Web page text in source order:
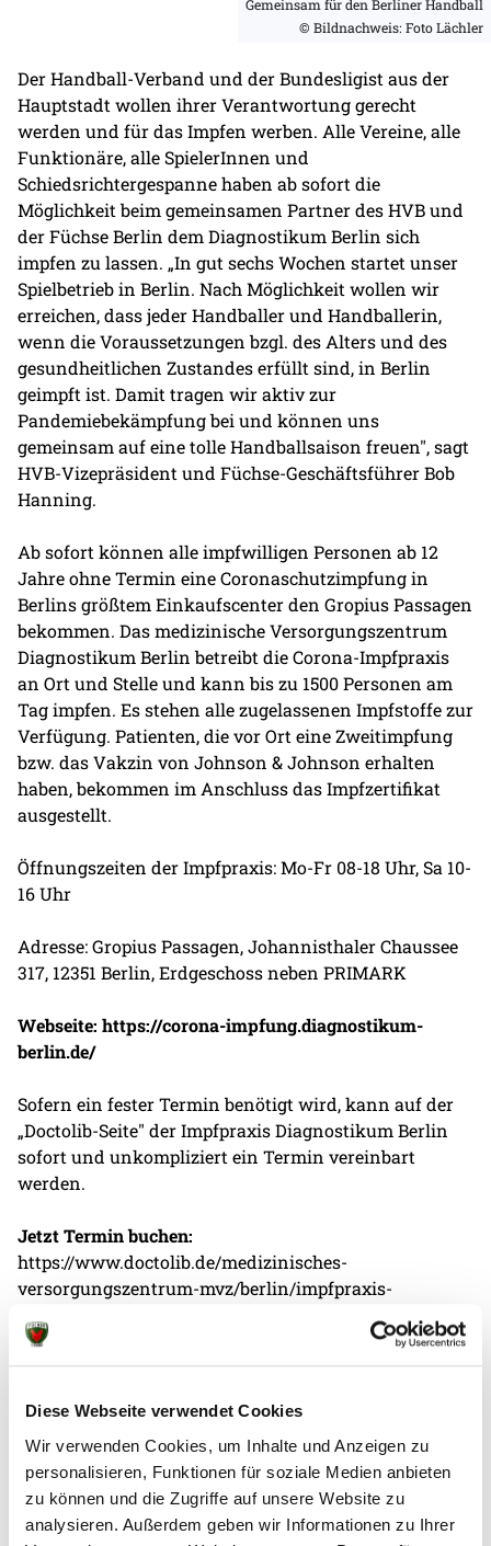
Diese Webseite verwendet Cookies
Wir verwenden Cookies, um Inhalte und Anzeigen zu
personalisieren, Funktionen für soziale Medien anbieten
zu können und die Zugriffe auf unsere Website zu
analysieren. Außerdem geben wir Informationen zu Ihrer
Gemeinsam für den Berliner Handball
© Bildnachweis: Foto Lächler
Der Handball-Verband und der Bundesligist aus der
Hauptstadt wollen ihrer Verantwortung gerecht
werden und für das Impfen werben. Alle Vereine, alle
Funktionäre, alle SpielerInnen und
Schiedsrichtergespanne haben ab sofort die
Möglichkeit beim gemeinsamen Partner des HVB und
der Füchse Berlin dem Diagnostikum Berlin sich
impfen zu lassen. „In gut sechs Wochen startet unser
Spielbetrieb in Berlin. Nach Möglichkeit wollen wir
erreichen, dass jeder Handballer und Handballerin,
wenn die Voraussetzungen bzgl. des Alters und des
gesundheitlichen Zustandes erfüllt sind, in Berlin
geimpft ist. Damit tragen wir aktiv zur
Pandemiebekämpfung bei und können uns
gemeinsam auf eine tolle Handballsaison freuen", sagt
HVB-Vizepräsident und Füchse-Geschäftsführer Bob
Hanning.
Ab sofort können alle impfwilligen Personen ab 12
Jahre ohne Termin eine Coronaschutzimpfung in
Berlins größtem Einkaufscenter den Gropius Passagen
bekommen. Das medizinische Versorgungszentrum
Diagnostikum Berlin betreibt die Corona-Impfpraxis
an Ort und Stelle und kann bis zu 1500 Personen am
Tag impfen. Es stehen alle zugelassenen Impfstoffe zur
Verfügung. Patienten, die vor Ort eine Zweitimpfung
bzw. das Vakzin von Johnson & Johnson erhalten
haben, bekommen im Anschluss das Impfzertifikat
ausgestellt.
Öffnungszeiten der Impfpraxis: Mo-Fr 08-18 Uhr, Sa 10-
16 Uhr
Adresse: Gropius Passagen, Johannisthaler Chaussee
317, 12351 Berlin, Erdgeschoss neben PRIMARK
Webseite: https://corona-impfung.diagnostikum-
berlin.de/
Sofern ein fester Termin benötigt wird, kann auf der
„Doctolib-Seite" der Impfpraxis Diagnostikum Berlin
sofort und unkompliziert ein Termin vereinbart
werden.
Jetzt Termin buchen:
https://www.doctolib.de/medizinisches-
versorgungszentrum-mvz/berlin/impfpraxis-
Alle Personen über 12 Jahren, die über eine deutsche
verfügen, können geimpft werden. Zum Termin
müssen folgende Dinge mitgebracht werden:
· Identifikationsnachweis (Personalausweis, Reisepass
o.ä.)